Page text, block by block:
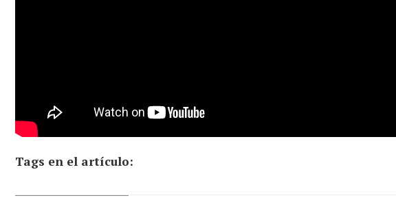
Tags en el artículo: